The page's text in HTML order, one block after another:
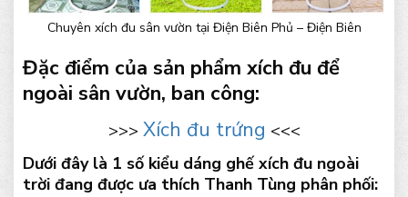
Chuyên xích đu sân vườn tại Điện Biên Phủ – Điện Biên
Đặc điểm của sản phẩm xích đu để
ngoài sân vườn, ban công:
>>> Xích đu trứng <<<
Dưới đây là 1 số kiểu dáng ghế xích đu ngoài
trời đang được ưa thích Thanh Tùng phân phối: